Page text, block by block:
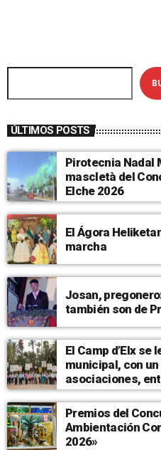
ÚLTIMOS POSTS
Pirotecnia Nadal
mascletà del
Elche 2026
El Ágora
marcha
Josan,
también son de
El Camp d’Elx
municipal, con
asociaciones,
respaldando a la
Premios del
Ambientación
2026»